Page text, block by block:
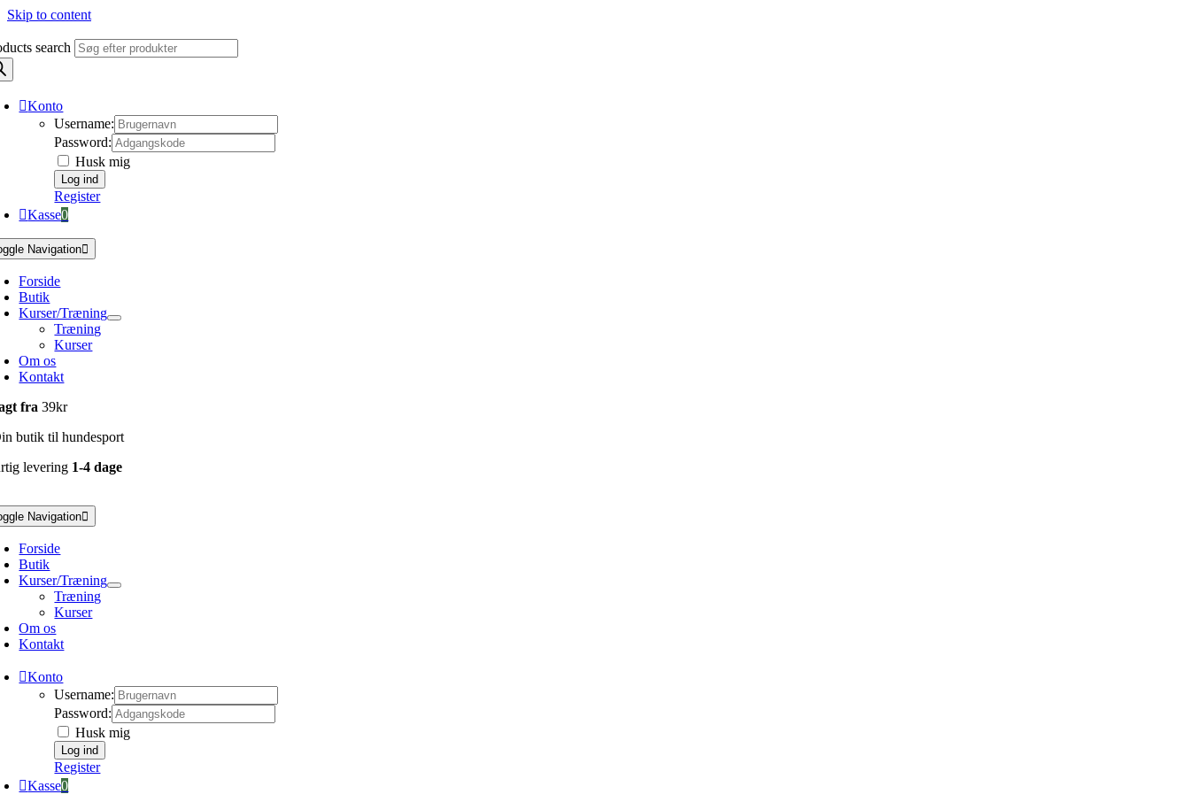
Skip to content
search
Konto
Username:
Password:
Husk mig
Register
Kasse0
Navigation
Forside
Butik
Kurser/Træning
Træning
Kurser
Om os
Kontakt
fra39kr
butik til hundesport
levering 1-4 dage
Navigation
Forside
Butik
Kurser/Træning
Træning
Kurser
Om os
Kontakt
Konto
Username:
Password:
Husk mig
Register
Kasse0